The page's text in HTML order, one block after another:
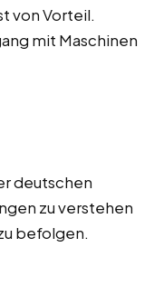
von Vorteil.
mit Maschinen
deutschen
zu verstehen
befolgen.